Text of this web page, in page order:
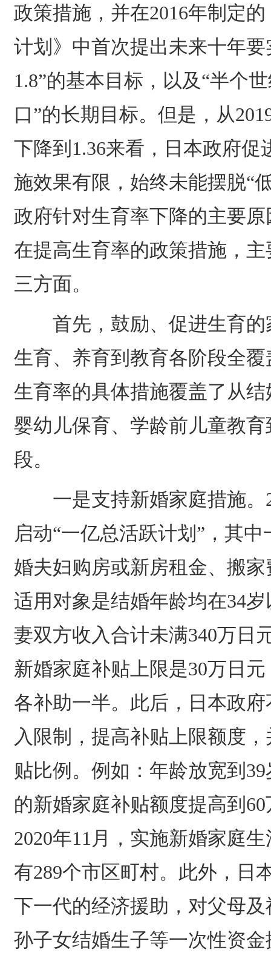
政策措施，并在2016年制定
计划》中首次提出未来十年
1.8”的基本目标，以及“半个
口”的长期目标。但是，从
下降到1.36来看，日本政府促
施效果有限，始终未能摆脱“
政府针对生育率下降的主要
在提高生育率的政策措施，
三方面。
首先，鼓励、促进生育的
生育、养育到教育各阶段全
生育率的具体措施覆盖了从
婴幼儿保育、学龄前儿童教
段。
一是支持新婚家庭措施。
启动“一亿总活跃计划”，其
婚夫妇购房或新房租金、搬
适用对象是结婚年龄均在34
妻双方收入合计未满340万日
新婚家庭补贴上限是30万日
各补助一半。此后，日本政
入限制，提高补贴上限额度
贴比例。例如：年龄放宽到
的新婚家庭补贴额度提高到
2020年11月，实施新婚家庭
有289个市区町村。此外，日
下一代的经济援助，对父母
孙子女结婚生子等一次性资